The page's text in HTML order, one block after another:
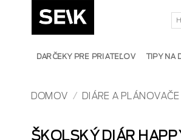
DARČEKY PRE PRIATEĽOV TIPY NA
DOMOV / DIÁRE A PLÁNOVAČE
ŠKOLSKÝ DIÁR